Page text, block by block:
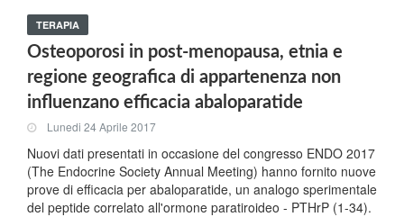
TERAPIA
Osteoporosi in post-menopausa, etnia e
regione geografica di appartenenza non
influenzano efficacia abaloparatide
Lunedi 24 Aprile 2017
Nuovi dati presentati in occasione del congresso ENDO 2017
(The Endocrine Society Annual Meeting) hanno fornito nuove
prove di efficacia per abaloparatide, un analogo sperimentale
del peptide correlato all'ormone paratiroideo - PTHrP (1-34).